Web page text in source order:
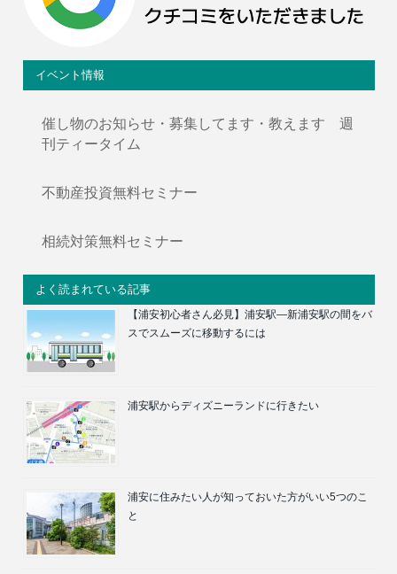
イベント情報
催し物のお知らせ・募集してます・教えます 週
刊ティータイム
不動産投資無料セミナー
相続対策無料セミナー
よく読まれている記事
【浦安初心者さん必見】浦安駅―新浦安駅の間をバ
スでスムーズに移動するには
浦安駅からディズニーランドに行きたい
浦安に住みたい人が知っておいた方がいい5つのこ
と